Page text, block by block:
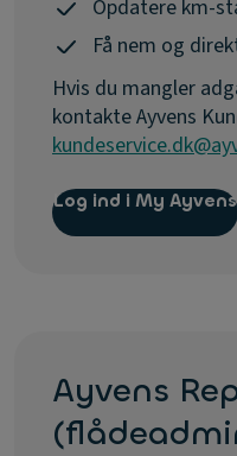
Opdatere km-
Få nem og
Hvis du mangler
kontakte Ayvens
Log ind i My Ayvens
Ayvens